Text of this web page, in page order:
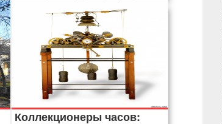
Коллекционеры часов: